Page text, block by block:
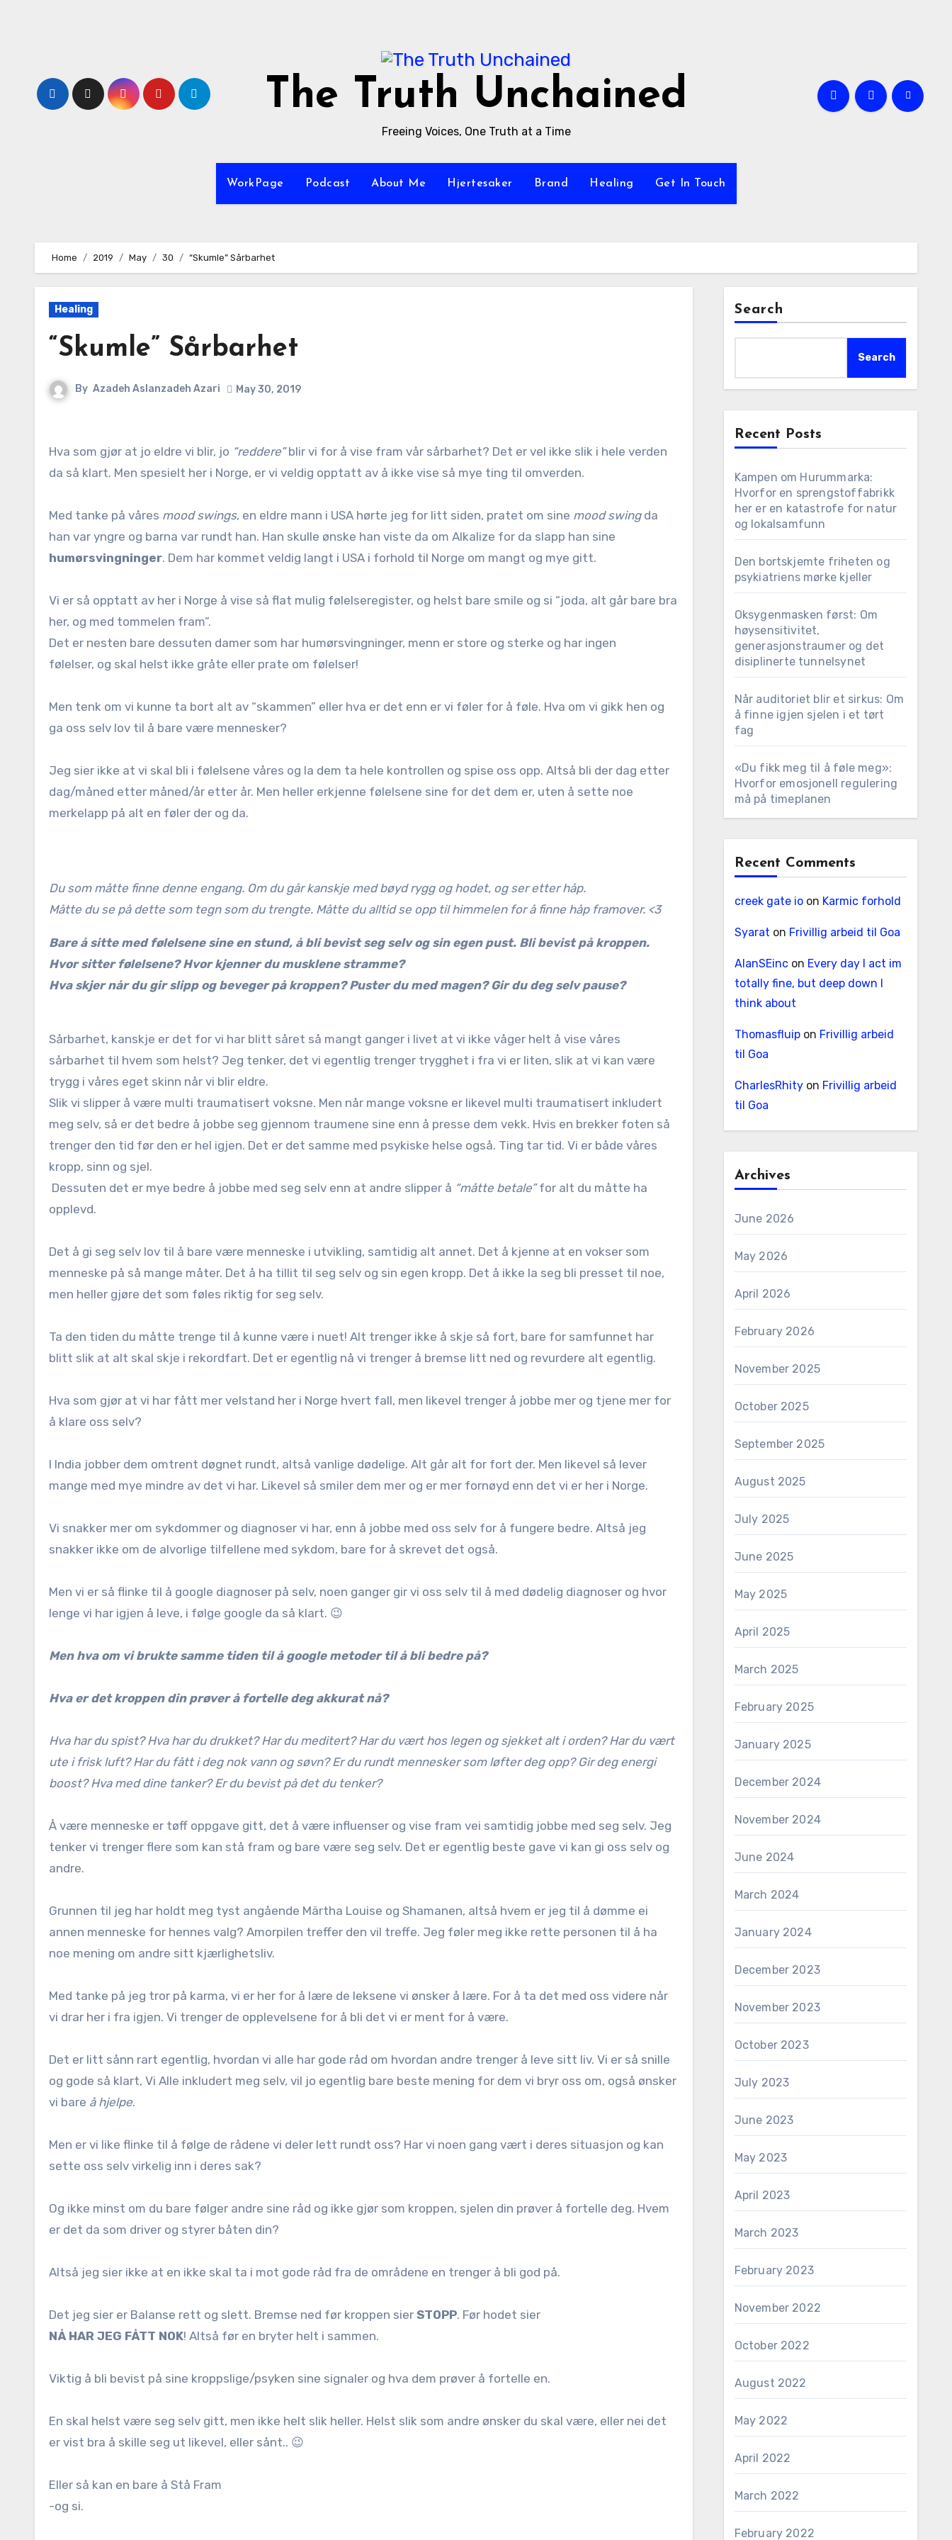
The Truth Unchained
Freeing Voices, One Truth at a Time
WorkPage Podcast About Me Hjertesaker Brand Healing Get In Touch
Home 2019 May 30 “Skumle” Sårbarhet
Healing
“Skumle” Sårbarhet
By Azadeh Aslanzadeh Azari May 30, 2019
Hva som gjør at jo eldre vi blir, jo “reddere”blir vi for å vise fram vår sårbarhet? Det er vel ikke slik i hele verden
da så klart. Men spesielt her i Norge, er vi veldig opptatt av å ikke vise så mye ting til omverden.
Med tanke på våres mood swings, en eldre mann i USA hørte jeg for litt siden, pratet om sine mood swingda
han var yngre og barna var rundt han. Han skulle ønske han viste da om Alkalize for da slapp han sine
humørsvingninger. Dem har kommet veldig langt i USA i forhold til Norge om mangt og mye gitt.
Vi er så opptatt av her i Norge å vise så flat mulig følelseregister, og helst bare smile og si “joda, alt går bare bra
her, og med tommelen fram”.
Det er nesten bare dessuten damer som har humørsvingninger, menn er store og sterke og har ingen
følelser, og skal helst ikke gråte eller prate om følelser!
Men tenk om vi kunne ta bort alt av “skammen” eller hva er det enn er vi føler for å føle. Hva om vi gikk hen og
ga oss selv lov til å bare være mennesker?
Jeg sier ikke at vi skal bli i følelsene våres og la dem ta hele kontrollen og spise oss opp. Altså bli der dag etter
dag/måned etter måned/år etter år. Men heller erkjenne følelsene sine for det dem er, uten å sette noe
merkelapp på alt en føler der og da.
Du som måtte finne denne engang. Om du går kanskje med bøyd rygg og hodet, og ser etter håp.
Måtte du se på dette som tegn som du trengte. Måtte du alltid se opp til himmelen for å finne håp framover. <3
Bare å sitte med følelsene sine en stund, å bli bevist seg selv og sin egen pust. Bli bevist på kroppen.
Hvor sitter følelsene? Hvor kjenner du musklene stramme?
Hva skjer når du gir slipp og beveger på kroppen? Puster du med magen? Gir du deg selv pause?
Sårbarhet, kanskje er det for vi har blitt såret så mangt ganger i livet at vi ikke våger helt å vise våres
sårbarhet til hvem som helst? Jeg tenker, det vi egentlig trenger trygghet i fra vi er liten, slik at vi kan være
trygg i våres eget skinn når vi blir eldre.
Slik vi slipper å være multi traumatisert voksne. Men når mange voksne er likevel multi traumatisert inkludert
meg selv, så er det bedre å jobbe seg gjennom traumene sine enn å presse dem vekk. Hvis en brekker foten så
trenger den tid før den er hel igjen. Det er det samme med psykiske helse også. Ting tar tid. Vi er både våres
kropp, sinn og sjel.
Dessuten det er mye bedre å jobbe med seg selv enn at andre slipper å “måtte betale”for alt du måtte ha
opplevd.
Det å gi seg selv lov til å bare være menneske i utvikling, samtidig alt annet. Det å kjenne at en vokser som
menneske på så mange måter. Det å ha tillit til seg selv og sin egen kropp. Det å ikke la seg bli presset til noe,
men heller gjøre det som føles riktig for seg selv.
Ta den tiden du måtte trenge til å kunne være i nuet! Alt trenger ikke å skje så fort, bare for samfunnet har
blitt slik at alt skal skje i rekordfart. Det er egentlig nå vi trenger å bremse litt ned og revurdere alt egentlig.
Hva som gjør at vi har fått mer velstand her i Norge hvert fall, men likevel trenger å jobbe mer og tjene mer for
å klare oss selv?
I India jobber dem omtrent døgnet rundt, altså vanlige dødelige. Alt går alt for fort der. Men likevel så lever
mange med mye mindre av det vi har. Likevel så smiler dem mer og er mer fornøyd enn det vi er her i Norge.
Vi snakker mer om sykdommer og diagnoser vi har, enn å jobbe med oss selv for å fungere bedre. Altså jeg
snakker ikke om de alvorlige tilfellene med sykdom, bare for å skrevet det også.
Men vi er så flinke til å google diagnoser på selv, noen ganger gir vi oss selv til å med dødelig diagnoser og hvor
lenge vi har igjen å leve, i følge google da så klart. 😉
Men hva om vi brukte samme tiden til å google metoder til å bli bedre på?
Hva er det kroppen din prøver å fortelle deg akkurat nå?
Hva har du spist? Hva har du drukket? Har du meditert? Har du vært hos legen og sjekket alt i orden? Har du vært
ute i frisk luft? Har du fått i deg nok vann og søvn? Er du rundt mennesker som løfter deg opp? Gir deg energi
boost? Hva med dine tanker? Er du bevist på det du tenker?
Å være menneske er tøff oppgave gitt, det å være influenser og vise fram vei samtidig jobbe med seg selv. Jeg
tenker vi trenger flere som kan stå fram og bare være seg selv. Det er egentlig beste gave vi kan gi oss selv og
andre.
Grunnen til jeg har holdt meg tyst angående Märtha Louise og Shamanen, altså hvem er jeg til å dømme ei
annen menneske for hennes valg? Amorpilen treffer den vil treffe. Jeg føler meg ikke rette personen til å ha
noe mening om andre sitt kjærlighetsliv.
Med tanke på jeg tror på karma, vi er her for å lære de leksene vi ønsker å lære. For å ta det med oss videre når
vi drar her i fra igjen. Vi trenger de opplevelsene for å bli det vi er ment for å være.
Det er litt sånn rart egentlig, hvordan vi alle har gode råd om hvordan andre trenger å leve sitt liv. Vi er så snille
og gode så klart, Vi Alle inkludert meg selv, vil jo egentlig bare beste mening for dem vi bryr oss om, også ønsker
vi bare å hjelpe.
Men er vi like flinke til å følge de rådene vi deler lett rundt oss? Har vi noen gang vært i deres situasjon og kan
sette oss selv virkelig inn i deres sak?
Og ikke minst om du bare følger andre sine råd og ikke gjør som kroppen, sjelen din prøver å fortelle deg. Hvem
er det da som driver og styrer båten din?
Altså jeg sier ikke at en ikke skal ta i mot gode råd fra de områdene en trenger å bli god på.
Det jeg sier er Balanse rett og slett. Bremse ned før kroppen sier STOPP. Før hodet sier
NÅ HAR JEG FÅTT NOK! Altså før en bryter helt i sammen.
Viktig å bli bevist på sine kroppslige/psyken sine signaler og hva dem prøver å fortelle en.
En skal helst være seg selv gitt, men ikke helt slik heller. Helst slik som andre ønsker du skal være, eller nei det
er vist bra å skille seg ut likevel, eller sånt.. 😉
Eller så kan en bare å Stå Fram
-og si.
Search
Search
Recent Posts
Kampen om Hurummarka:
Hvorfor en sprengstoffabrikk
her er en katastrofe for natur
og lokalsamfunn
Den bortskjemte friheten og
psykiatriens mørke kjeller
Oksygenmasken først: Om
høysensitivitet,
generasjonstraumer og det
disiplinerte tunnelsynet
Når auditoriet blir et sirkus: Om
å finne igjen sjelen i et tørt
fag
«Du fikk meg til å føle meg»:
Hvorfor emosjonell regulering
må på timeplanen
Recent Comments
creek gate ioon Karmic forhold
Syarat on Frivillig arbeid til Goa
AlanSEincon Every day I act im
totally fine, but deep down I
think about
Thomasfluipon Frivillig arbeid
til Goa
CharlesRhityon Frivillig arbeid
til Goa
Archives
June 2026
May 2026
April 2026
February 2026
November 2025
October 2025
September 2025
August 2025
July 2025
June 2025
May 2025
April 2025
March 2025
February 2025
January 2025
December 2024
November 2024
June 2024
March 2024
January 2024
December 2023
November 2023
October 2023
July 2023
June 2023
May 2023
April 2023
March 2023
February 2023
November 2022
October 2022
August 2022
May 2022
April 2022
March 2022
February 2022